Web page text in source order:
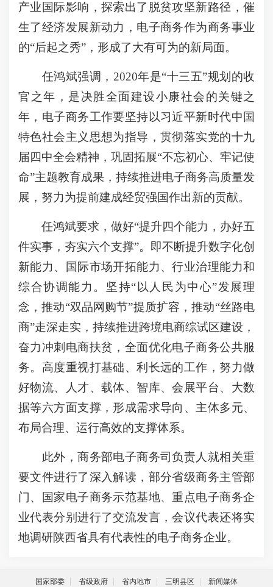
产业国际影响，探索出了脱贫攻坚新路径，催
生了经济发展新动力，电子商务作为商务事业
的“后起之秀”，形成了大有可为的新局面。
任鸿斌强调，2020年是“十三五”规划的收
官之年，是决胜全面建设小康社会的关键之
年，电子商务工作要坚持以习近平新时代中国
特色社会主义思想为指导，贯彻落实党的十九
届四中全会精神，巩固拓展“不忘初心、牢记使
命”主题教育成果，持续推进电子商务高质量发
展，努力为提前建成经贸强国作出新的贡献。
任鸿斌要求，做好“提升四个能力，办好五
件实事，夯实六个支撑”。即不断提升数字化创
新能力、国际市场开拓能力、行业治理能力和
综合协调能力。坚持“以人民为中心”发展理
念，推动“双品网购节”提质扩容，推动“丝路电
商”走深走实，持续推进跨境电商综试区建设，
奋力冲刺电商扶贫，全面优化电子商务公共服
务。高度重视打基础、利长远的工作，努力做
好物流、人才、载体、智库、会展平台、大数
据等六方面支撑，形成需求导向、主体多元、
布局合理、运行高效的支撑体系。
此外，商务部电子商务司负责人就相关重
要文件进行了深入解读，部分省级商务主管部
门、国家电子商务示范基地、重点电子商务企
业代表分别进行了交流发言，会议代表还将实
地调研陕西省具有代表性的电子商务企业。
国家部委 省级政府 省内地市 三明县区 新闻媒体